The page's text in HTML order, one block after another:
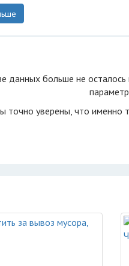
данных больше не
точно уверены, что именно